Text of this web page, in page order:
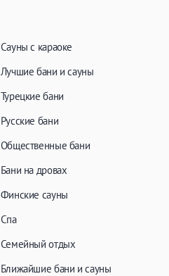
Сауны с караоке
Лучшие бани и сауны
Турецкие бани
Русские бани
Общественные бани
Бани на дровах
Финские сауны
Спа
Семейный отдых
Ближайшие бани и сауны